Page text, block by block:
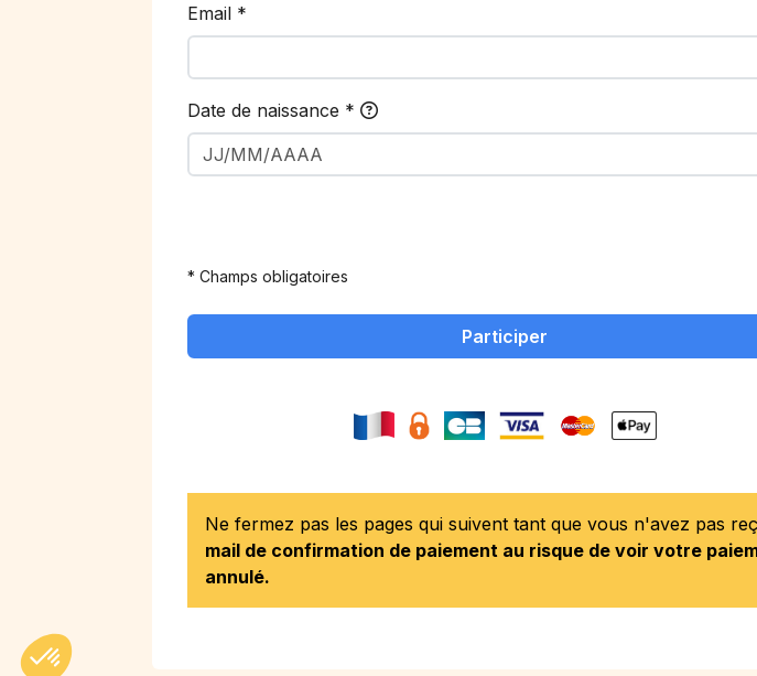
Email *
Date de naissance *
* Champs obligatoires
Participer
Ne fermez pas les pages qui suivent tant que vous n'avez pas
mail de confirmation de paiement au risque de voir votre
annulé.